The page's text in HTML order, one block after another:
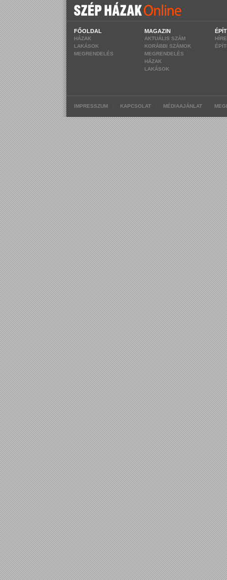
FŐOLDAL
HÁZAK
LAKÁSOK
MEGRENDELÉS
MAGAZIN
AKTUÁLIS SZÁM
KORÁBBI SZÁMOK
MEGRENDELÉS
HÁZAK
LAKÁSOK
IMPRESSZUM KAPCSOLAT MÉDIAAJÁNLAT